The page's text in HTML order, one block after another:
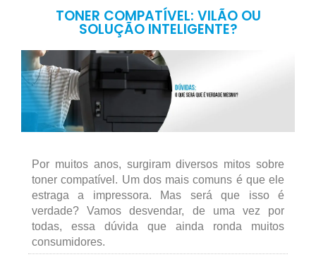
TONER COMPATÍVEL: VILÃO OU
SOLUÇÃO INTELIGENTE?
Por muitos anos, surgiram diversos mitos sobre
toner compatível. Um dos mais comuns é que ele
estraga a impressora. Mas será que isso é
verdade? Vamos desvendar, de uma vez por
todas, essa dúvida que ainda ronda muitos
consumidores.